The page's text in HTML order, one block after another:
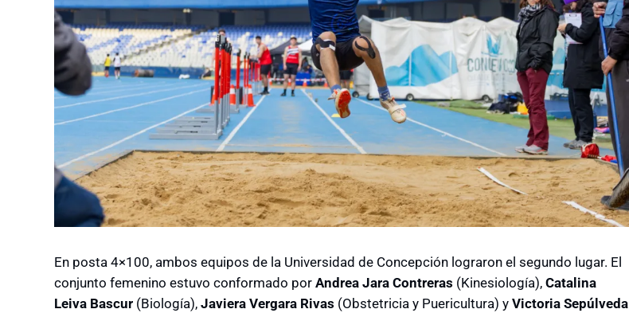
En posta 4×100, ambos equipos de la Universidad de Concepción lograron el segundo lugar. El
conjunto femenino estuvo conformado por Andrea Jara Contreras (Kinesiología), Catalina
Leiva Bascur (Biología), Javiera Vergara Rivas (Obstetricia y Puericultura) y Victoria Sepúlveda